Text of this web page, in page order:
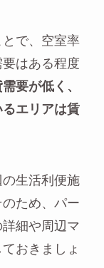
で、空室率
はある程度
要が低く、
エリアは賃
生活利便施
ため、パー
細や周辺マ
おきましょ